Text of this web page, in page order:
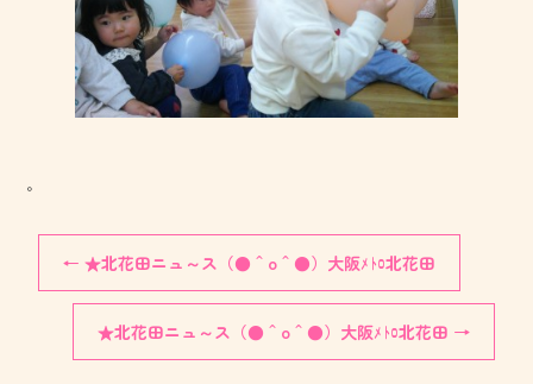
。
← ★北花田ニュ～ス（●＾o＾●）大阪ﾒﾄﾛ北花田
★北花田ニュ～ス（●＾o＾●）大阪ﾒﾄﾛ北花田 →